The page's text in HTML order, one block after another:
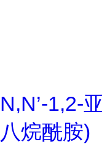
N,N’-1,2-
八烷酰胺)